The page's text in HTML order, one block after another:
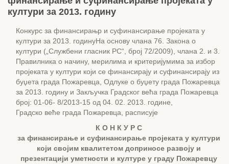
култури за 2013. годину
Конкурс за финансирањр и суфинансирање пројеката у
култури за 2013. годинуНа основу члана 76. Закона о
култури („Службени гласник РС“, број 72/2009), члана 2. и 3.
Правилника о начину, мерилима и критеријумима за избор
пројеката у култури који се финансирају и суфинансирају из
буџета града Пожаревца, Одлуке о буџету града Пожаревца
за 2013. годину и Закључка Градског већа града Пожаревца
број: 01-06- 8/2013-15 од 04. 02. 2013. године,
Градско веће града Пожаревца, расписује
К О Н К У Р С
за финансирање и суфинансирање пројеката у култури
који својим квалитетом доприносе развоју и
презентацији уметности и културе у граду Пожаревцу